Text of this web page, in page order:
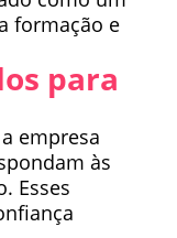
formação e
para
empresa
às
Esses